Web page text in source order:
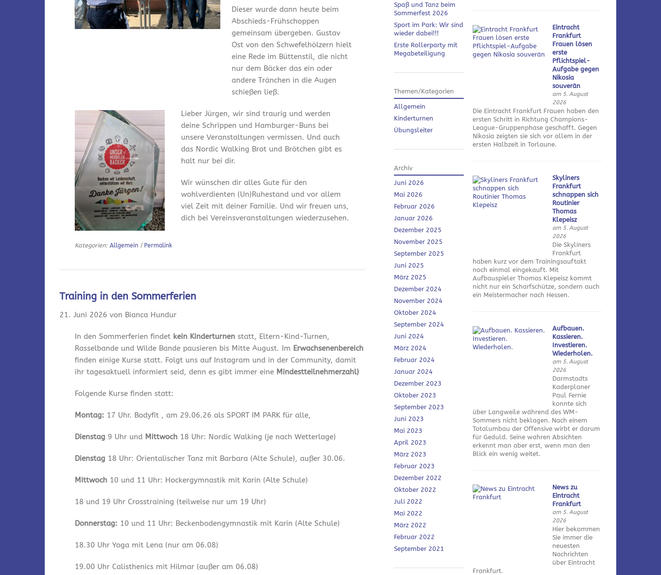
Dieser wurde dann heute beim
Abschieds-Frühschoppen
gemeinsam übergeben. Gustav
Ost von den Schwefelhölzern hielt
eine Rede im Büttenstil, die nicht
nur dem Bäcker das ein oder
andere Tränchen in die Augen
schießen ließ.
Lieber Jürgen, wir sind traurig und werden
deine Schrippen und Hamburger-Buns bei
unsere Veranstaltungen vermissen. Und auch
das Nordic Walking Brot und Brötchen gibt es
halt nur bei dir.
Wir wünschen dir alles Gute für den
wohlverdienten (Un)Ruhestand und vor allem
viel Zeit mit deiner Familie. Und wir freuen uns,
dich bei Vereinsveranstaltungen wiederzusehen.
Kategorien:Allgemein | Permalink
Training in den Sommerferien
21. Juni 2026 von Bianca Hundur
In den Sommerferien findet kein Kinderturnen statt, Eltern-Kind-Turnen,
Rasselbande und Wilde Bande pausieren bis Mitte August. Im Erwachsenenbereich
finden einige Kurse statt. Folgt uns auf Instagram und in der Community, damit
ihr tagesaktuell informiert seid, denn es gibt immer eine Mindestteilnehmerzahl)
Folgende Kurse finden statt:
Montag: 17 Uhr. Bodyfit , am 29.06.26 als SPORT IM PARK für alle,
Dienstag 9 Uhr und Mittwoch 18 Uhr: Nordic Walking (je nach Wetterlage)
Dienstag 18 Uhr: Orientalischer Tanz mit Barbara (Alte Schule), außer 30.06.
Mittwoch 10 und 11 Uhr: Hockergymnastik mit Karin (Alte Schule)
18 und 19 Uhr Crosstraining (teilweise nur um 19 Uhr)
Donnerstag: 10 und 11 Uhr: Beckenbodengymnastik mit Karin (Alte Schule)
18.30 Uhr Yoga mit Lena (nur am 06.08)
19.00 Uhr Calisthenics mit Hilmar (außer am 06.08)
Spaß und Tanz beim
Sommerfest 2026
Sport im Park: Wir sind
wieder dabei!!!
Erste Rollerparty mit
Megabeteiligung
Themen/Kategorien
Allgemein
Kinderturnen
Übungsleiter
Archiv
Juni 2026
Mai 2026
Februar 2026
Januar 2026
Dezember 2025
November 2025
September 2025
Juni 2025
März 2025
Dezember 2024
November 2024
Oktober 2024
September 2024
Juni 2024
März 2024
Februar 2024
Januar 2024
Dezember 2023
Oktober 2023
September 2023
Juni 2023
Mai 2023
April 2023
März 2023
Februar 2023
Dezember 2022
Oktober 2022
Juli 2022
Mai 2022
März 2022
Februar 2022
September 2021
Eintracht
Frankfurt
Frauen lösen
erste
Pflichtspiel-
Aufgabe gegen
Nikosia
souverän
am 5. August
2026
Die Eintracht Frankfurt Frauen haben den
ersten Schritt in Richtung Champions-
League-Gruppenphase geschafft. Gegen
Nikosia zeigten sie sich vor allem in der
ersten Halbzeit in Torlaune.
Skyliners
Frankfurt
schnappen sich
Routinier
Thomas
Klepeisz
am 5. August
2026
Die Skyliners
Frankfurt
haben kurz vor dem Trainingsauftakt
noch einmal eingekauft. Mit
Aufbauspieler Thomas Klepeisz kommt
nicht nur ein Scharfschütze, sondern auch
ein Meistermacher nach Hessen.
Aufbauen.
Kassieren.
Investieren.
Wiederholen.
am 5. August
2026
Darmstadts
Kaderplaner
Paul Fernie
konnte sich
über Langweile während des WM-
Sommers nicht beklagen. Nach einem
Totalumbau der Offensive wirbt er darum
für Geduld. Seine wahren Absichten
erkennt man aber erst, wenn man den
Blick ein wenig weitet.
News zu
Eintracht
Frankfurt
am 5. August
2026
Hier bekommen
Sie immer die
neuesten
Nachrichten
über Eintracht
Frankfurt.